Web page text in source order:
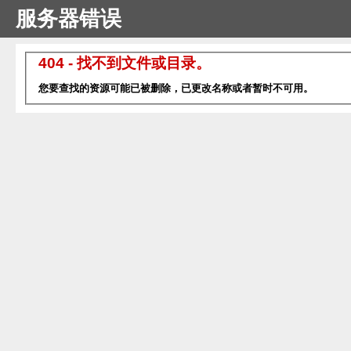
服务器错误
404 - 找不到文件或目录。
您要查找的资源可能已被删除，已更改名称或者暂时不可用。